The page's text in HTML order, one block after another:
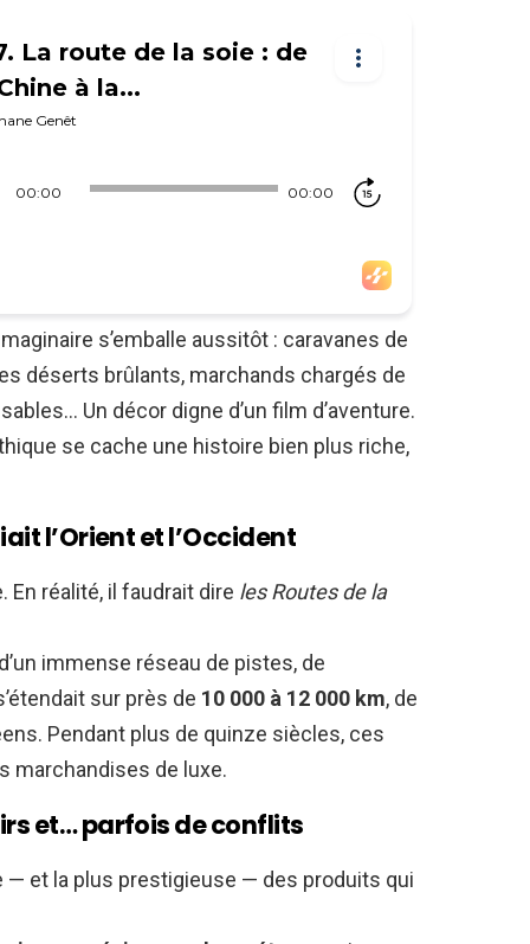
s’emballe aussitôt : caravanes de
déserts brûlants, marchands chargés de
Un décor digne d’un film d’aventure.
se cache une histoire bien plus riche,
l’Orient et l’Occident
En réalité, il faudrait dire les Routes de la
immense réseau de pistes, de
sur près de 10 000 à 12 000 km, de
Pendant plus de quinze siècles, ces
marchandises de luxe.
et… parfois de conflits
— et la plus prestigieuse — des produits qui